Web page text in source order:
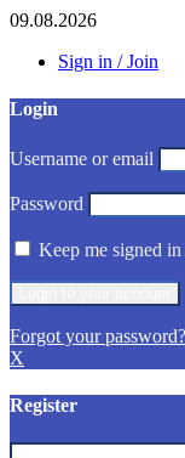
09.08.2026
Sign in / Join
Login
Username or email
Password
Keep me signed
Forgot your password?
X
Register